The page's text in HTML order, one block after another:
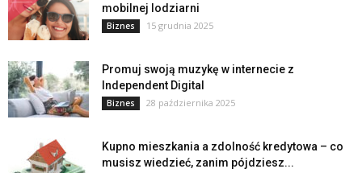
mobilnej lodziarni
Biznes 15 grudnia 2025
Promuj swoją muzykę w internecie z
Independent Digital
Biznes 28 października 2025
Kupno mieszkania a zdolność kredytowa – co
musisz wiedzieć, zanim pójdziesz...